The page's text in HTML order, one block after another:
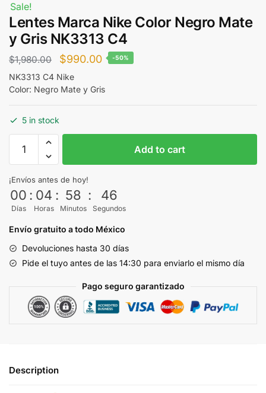
Sale!
Lentes Marca Nike Color Negro Mate
y Gris NK3313 C4
$1,980.00
Original
price
was:
$990.00Current
is:
-50%
NK3313 C4 Nike
Color: Negro Mate y Gris
5 in stock
Marca
Color
Negro
Mate
y
NK3313
C4
Add to cart
¡Envíos antes de hoy!
00
Días
: 04
Horas
: 58
Minutos
: 46
Segundos
Envío gratuito a todo México
Devoluciones hasta 30 días
Pide el tuyo antes de las 14:30 para enviarlo el mismo día
Pago seguro garantizado
Description